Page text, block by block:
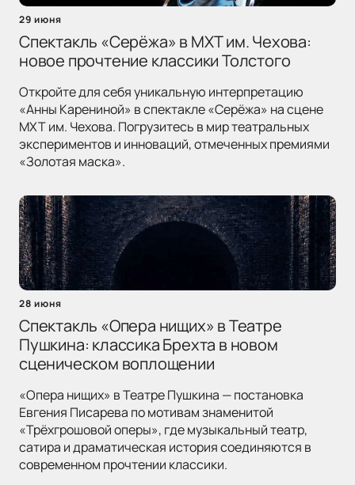
29 июня
Спектакль «Серёжа» в МХТ им. Чехова:
новое прочтение классики Толстого
Откройте для себя уникальную интерпретацию
«Анны Карениной» в спектакле «Серёжа» на сцене
МХТ им. Чехова. Погрузитесь в мир театральных
экспериментов и инноваций, отмеченных премиями
«Золотая маска».
28 июня
Спектакль «Опера нищих» в Театре
Пушкина: классика Брехта в новом
сценическом воплощении
«Опера нищих» в Театре Пушкина — постановка
Евгения Писарева по мотивам знаменитой
«Трёхгрошовой оперы», где музыкальный театр,
сатира и драматическая история соединяются в
современном прочтении классики.